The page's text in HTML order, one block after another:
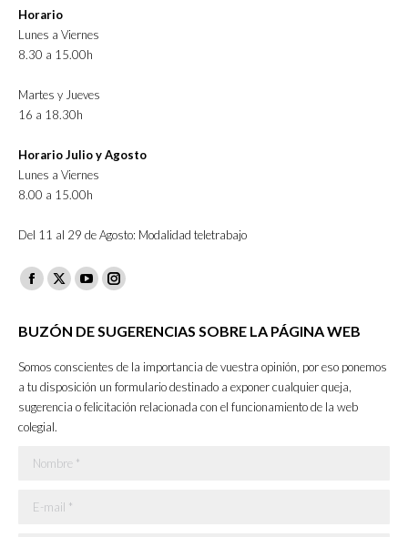
Horario
Lunes a Viernes
8.30 a 15.00h
Martes y Jueves
16 a 18.30h
Horario Julio y Agosto
Lunes a Viernes
8.00 a 15.00h
Del 11 al 29 de Agosto: Modalidad teletrabajo
Facebook
opens
new
window
X
opens
new
window
YouTube
opens
new
window
Instagram
opens
in
new
window
BUZÓN DE SUGERENCIAS SOBRE LA PÁGINA WEB
Somos conscientes de la importancia de vuestra opinión, por eso ponemos
a tu disposición un formulario destinado a exponer cualquier queja,
sugerencia o felicitación relacionada con el funcionamiento de la web
colegial.
Nombre *
E-mail *